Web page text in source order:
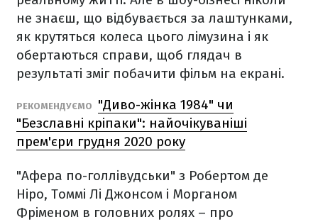
не знаєш, що відбувається за лаштунками,
як крутяться колеса цього лімузина і як
обертаються справи, щоб глядач в
результаті зміг побачити фільм на екрані.
РЕКОМЕНДУЄМО
"Диво-жінка 1984" чи
"Безславні кріпаки": найочікуваніші
прем'єри грудня 2020 року
"Афера по-голлівудськи" з Робертом де
Ніро, Томмі Лі Джонсом і Морганом
Фріменом в головних ролях – про